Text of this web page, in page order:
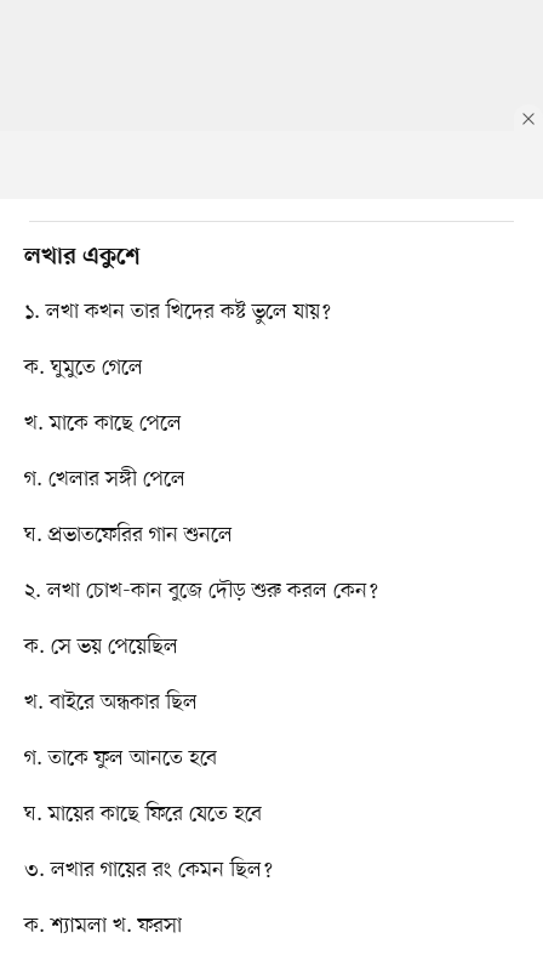
লখার একুশে
১. লখা কখন তার খিদের কষ্ট ভুলে যায়?
ক. ঘুমুতে গেলে
খ. মাকে কাছে পেলে
গ. খেলার সঙ্গী পেলে
ঘ. প্রভাতফেরির গান শুনলে
২. লখা চোখ-কান বুজে দৌড় শুরু করল কেন?
ক. সে ভয় পেয়েছিল
খ. বাইরে অন্ধকার ছিল
গ. তাকে ফুল আনতে হবে
ঘ. মায়ের কাছে ফিরে যেতে হবে
৩. লখার গায়ের রং কেমন ছিল?
ক. শ্যামলা খ. ফরসা